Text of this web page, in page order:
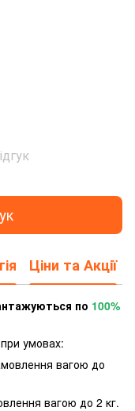
Ціни та Акції
по 100%
умовах:
вагою до
вагою до 2 кг.